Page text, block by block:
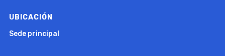
UBICACIÓN
Sede principal